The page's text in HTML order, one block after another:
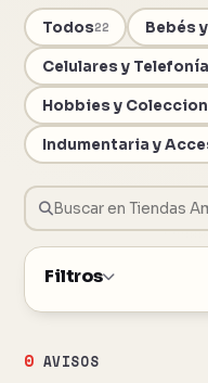
Todos22 Bebés
Celulares y Telefonía
Hobbies y
Indumentaria y
Filtros
0 AVISOS